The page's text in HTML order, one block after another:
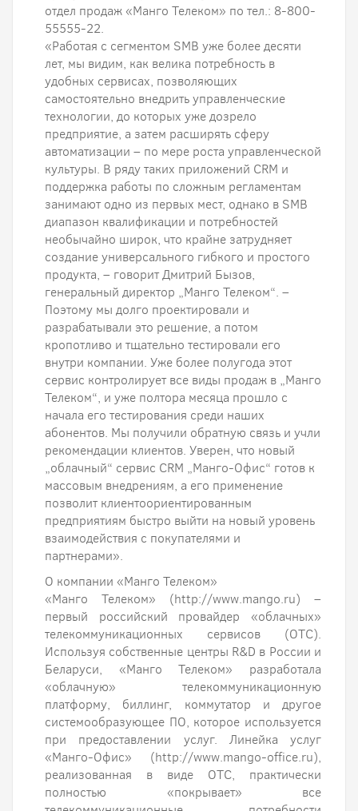
отдел продаж «Манго Телеком» по тел.: 8-800-
55555-22.
«Работая с сегментом SMB уже более десяти
лет, мы видим, как велика потребность в
удобных сервисах, позволяющих
самостоятельно внедрить управленческие
технологии, до которых уже дозрело
предприятие, а затем расширять сферу
автоматизации – по мере роста управленческой
культуры. В ряду таких приложений CRM и
поддержка работы по сложным регламентам
занимают одно из первых мест, однако в SMB
диапазон квалификации и потребностей
необычайно широк, что крайне затрудняет
создание универсального гибкого и простого
продукта, – говорит Дмитрий Бызов,
генеральный директор „Манго Телеком“. –
Поэтому мы долго проектировали и
разрабатывали это решение, а потом
кропотливо и тщательно тестировали его
внутри компании. Уже более полугода этот
сервис контролирует все виды продаж в „Манго
Телеком“, и уже полтора месяца прошло с
начала его тестирования среди наших
абонентов. Мы получили обратную связь и учли
рекомендации клиентов. Уверен, что новый
„облачный“ сервис CRM „Манго-Офис“ готов к
массовым внедрениям, а его применение
позволит клиентоориентированным
предприятиям быстро выйти на новый уровень
взаимодействия с покупателями и
партнерами».
О компании «Манго Телеком»
«Манго Телеком» (http://www.mango.ru) –
первый российский провайдер «облачных»
телекоммуникационных сервисов (ОТС).
Используя собственные центры R&D в России и
Беларуси, «Манго Телеком» разработала
«облачную» телекоммуникационную
платформу, биллинг, коммутатор и другое
системообразующее ПО, которое используется
при предоставлении услуг. Линейка услуг
«Манго-Офис» (http://www.mango-office.ru),
реализованная в виде ОТС, практически
полностью «покрывает» все